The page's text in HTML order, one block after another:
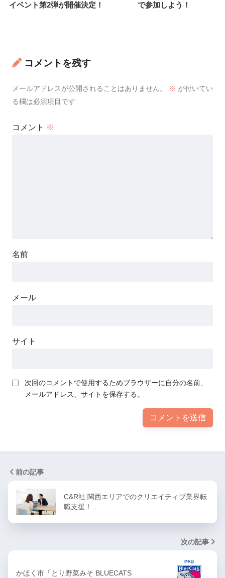
イベント第2弾が開催決定！ で参加しよう！
コメントを残す
メールアドレスが公開されることはありません。 ※ が付いてい
る欄は必須項目です
コメント ※
名前
メール
サイト
次回のコメントで使用するためブラウザーに自分の名前、
メールアドレス、サイトを保存する。
前の記事
C&R社 関西エリアでのクリエイティブ業界転
職支援！…
次の記事
かほく市「とり野菜みそ BLUECATS